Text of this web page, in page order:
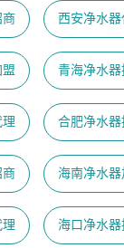
商 西安净水器
青海净水器
合肥净水器
商 海南净水器
海口净水器